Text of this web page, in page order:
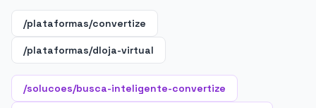
/plataformas/convertize
/plataformas/dloja-virtual
/solucoes/busca-inteligente-convertize